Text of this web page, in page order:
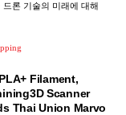
론 기술의 미래에 대해
Filament,
Scanner
Thai Union Marvo